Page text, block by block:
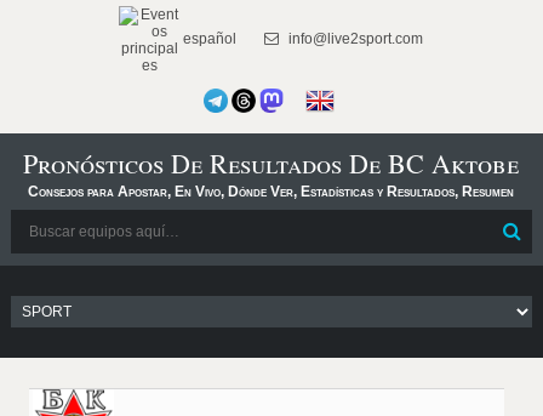
español info@live2sport.com
Pronósticos De Resultados De BC Aktobe
Consejos para Apostar, En Vivo, Dónde Ver, Estadísticas y Resultados, Resumen